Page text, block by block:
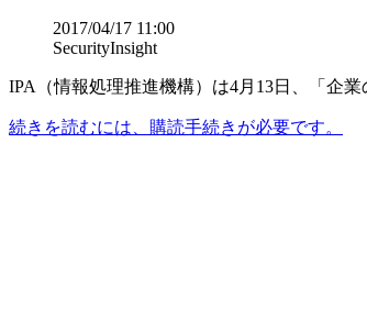
2017/04/17 11:00
SecurityInsight
IPA（情報処理推進機構）は4月13日、「企業
続きを読むには、購読手続きが必要です。